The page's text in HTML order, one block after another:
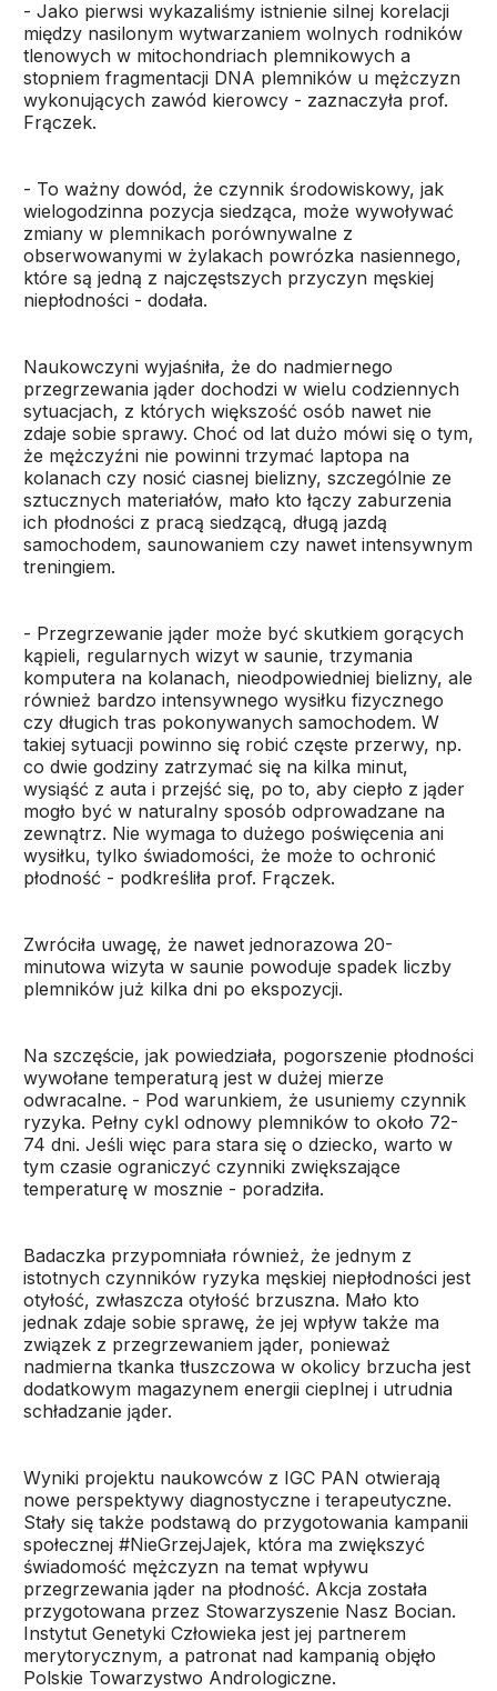
- Jako pierwsi wykazaliśmy istnienie silnej korelacji
między nasilonym wytwarzaniem wolnych rodników
tlenowych w mitochondriach plemnikowych a
stopniem fragmentacji DNA plemników u mężczyzn
wykonujących zawód kierowcy - zaznaczyła prof.
Frączek.
- To ważny dowód, że czynnik środowiskowy, jak
wielogodzinna pozycja siedząca, może wywoływać
zmiany w plemnikach porównywalne z
obserwowanymi w żylakach powrózka nasiennego,
które są jedną z najczęstszych przyczyn męskiej
niepłodności - dodała.
Naukowczyni wyjaśniła, że do nadmiernego
przegrzewania jąder dochodzi w wielu codziennych
sytuacjach, z których większość osób nawet nie
zdaje sobie sprawy. Choć od lat dużo mówi się o tym,
że mężczyźni nie powinni trzymać laptopa na
kolanach czy nosić ciasnej bielizny, szczególnie ze
sztucznych materiałów, mało kto łączy zaburzenia
ich płodności z pracą siedzącą, długą jazdą
samochodem, saunowaniem czy nawet intensywnym
treningiem.
- Przegrzewanie jąder może być skutkiem gorących
kąpieli, regularnych wizyt w saunie, trzymania
komputera na kolanach, nieodpowiedniej bielizny, ale
również bardzo intensywnego wysiłku fizycznego
czy długich tras pokonywanych samochodem. W
takiej sytuacji powinno się robić częste przerwy, np.
co dwie godziny zatrzymać się na kilka minut,
wysiąść z auta i przejść się, po to, aby ciepło z jąder
mogło być w naturalny sposób odprowadzane na
zewnątrz. Nie wymaga to dużego poświęcenia ani
wysiłku, tylko świadomości, że może to ochronić
płodność - podkreśliła prof. Frączek.
Zwróciła uwagę, że nawet jednorazowa 20-
minutowa wizyta w saunie powoduje spadek liczby
plemników już kilka dni po ekspozycji.
Na szczęście, jak powiedziała, pogorszenie płodności
wywołane temperaturą jest w dużej mierze
odwracalne. - Pod warunkiem, że usuniemy czynnik
ryzyka. Pełny cykl odnowy plemników to około 72-
74 dni. Jeśli więc para stara się o dziecko, warto w
tym czasie ograniczyć czynniki zwiększające
temperaturę w mosznie - poradziła.
Badaczka przypomniała również, że jednym z
istotnych czynników ryzyka męskiej niepłodności jest
otyłość, zwłaszcza otyłość brzuszna. Mało kto
jednak zdaje sobie sprawę, że jej wpływ także ma
związek z przegrzewaniem jąder, ponieważ
nadmierna tkanka tłuszczowa w okolicy brzucha jest
dodatkowym magazynem energii cieplnej i utrudnia
schładzanie jąder.
Wyniki projektu naukowców z IGC PAN otwierają
nowe perspektywy diagnostyczne i terapeutyczne.
Stały się także podstawą do przygotowania kampanii
społecznej #NieGrzejJajek, która ma zwiększyć
świadomość mężczyzn na temat wpływu
przegrzewania jąder na płodność. Akcja została
przygotowana przez Stowarzyszenie Nasz Bocian.
Instytut Genetyki Człowieka jest jej partnerem
merytorycznym, a patronat nad kampanią objęło
Polskie Towarzystwo Andrologiczne.